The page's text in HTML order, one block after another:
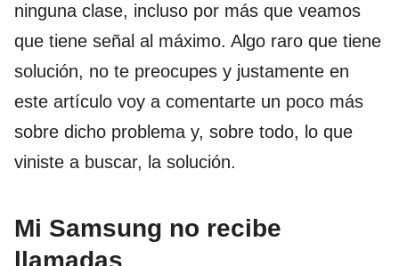
ninguna clase, incluso por más que veamos
que tiene señal al máximo. Algo raro que tiene
solución, no te preocupes y justamente en
este artículo voy a comentarte un poco más
sobre dicho problema y, sobre todo, lo que
viniste a buscar, la solución.
Mi Samsung no recibe
llamadas